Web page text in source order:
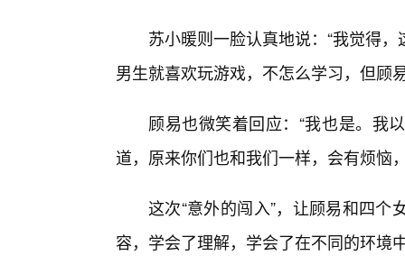
苏小暖则一脸认真地说：“我觉得
男生就喜欢玩游戏，不怎么学习，但顾
顾易也微笑着回应：“我也是。我
道，原来你们也和我们一样，会有烦恼
这次“意外的闯入”，让顾易和四
容，学会了理解，学会了在不同的环境